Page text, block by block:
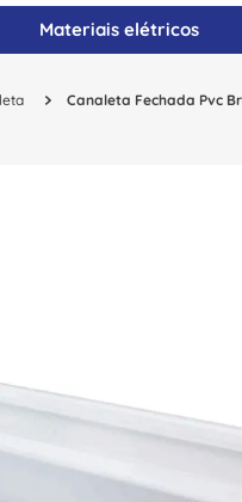
Materiais elétricos
Canaleta Fechada Pvc
1º disjuntor
2º cabo flexivel
9º
disjuntor motor